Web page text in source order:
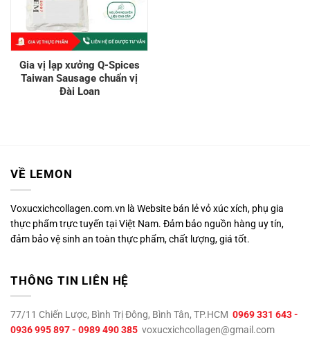
Gia vị lạp xưởng Q-Spices
Taiwan Sausage chuẩn vị
Đài Loan
VỀ LEMON
Voxucxichcollagen.com.vn là Website bán lẻ vỏ xúc xích, phụ gia
thực phẩm trực tuyến tại Việt Nam. Đảm bảo nguồn hàng uy tín,
đảm bảo vệ sinh an toàn thực phẩm, chất lượng, giá tốt.
THÔNG TIN LIÊN HỆ
77/11 Chiến Lược, Bình Trị Đông, Bình Tân, TP.HCM 0969 331 643 -
0936 995 897 - 0989 490 385 voxucxichcollagen@gmail.com